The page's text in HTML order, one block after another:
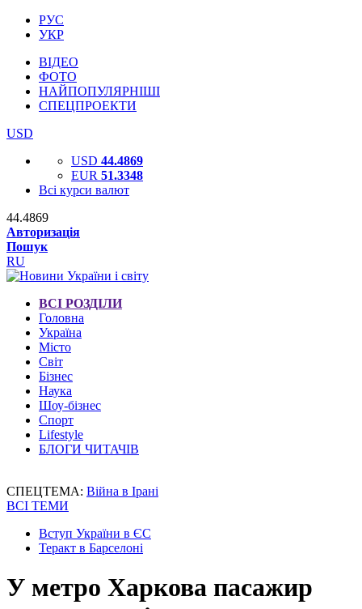
РУС
УКР
ВІДЕО
ФОТО
НАЙПОПУЛЯРНІШІ
СПЕЦПРОЕКТИ
USD
USD 44.4869
EUR 51.3348
Всі курси валют
44.4869
Авторизація
Пошук
RU
ВСІ РОЗДІЛИ
Головна
Україна
Місто
Світ
Бізнес
Наука
Шоу-бізнес
Спорт
Lifestyle
БЛОГИ ЧИТАЧІВ
СПЕЦТЕМА: Війна в Ірані
ВСІ ТЕМИ
Вступ України в ЄС
Теракт в Барселоні
У метро Харкова пасажир